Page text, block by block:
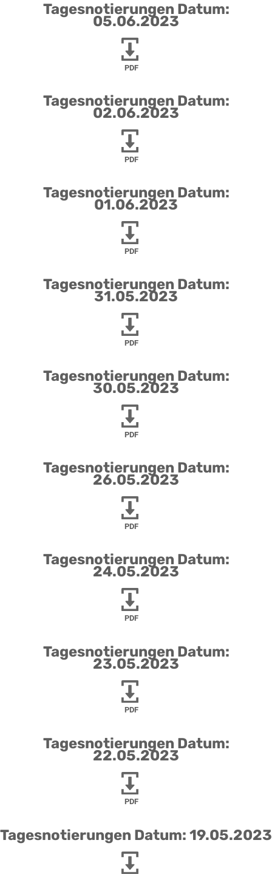
Tagesnotierungen Datum:
05.06.2023
PDF
Tagesnotierungen Datum:
02.06.2023
PDF
Tagesnotierungen Datum:
01.06.2023
PDF
Tagesnotierungen Datum:
31.05.2023
PDF
Tagesnotierungen Datum:
30.05.2023
PDF
Tagesnotierungen Datum:
26.05.2023
PDF
Tagesnotierungen Datum:
24.05.2023
PDF
Tagesnotierungen Datum:
23.05.2023
PDF
Tagesnotierungen Datum:
22.05.2023
PDF
Tagesnotierungen Datum: 19.05.2023